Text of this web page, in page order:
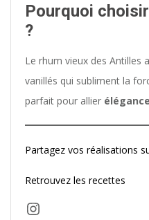
Pourquoi
?
Le rhum vieux des Antilles
vanillés qui subliment la
parfait pour allier
Partagez vos réalisations
Retrouvez les recettes
Instagram